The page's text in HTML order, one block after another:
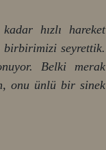
hızlı hareket
birbirimizi seyrettik.
Belki merak
onu ünlü bir sinek